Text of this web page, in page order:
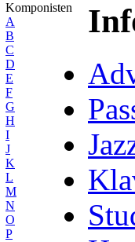
Komponisten
A
B
C
D
E
F
G
H
I
J
K
L
M
N
O
P